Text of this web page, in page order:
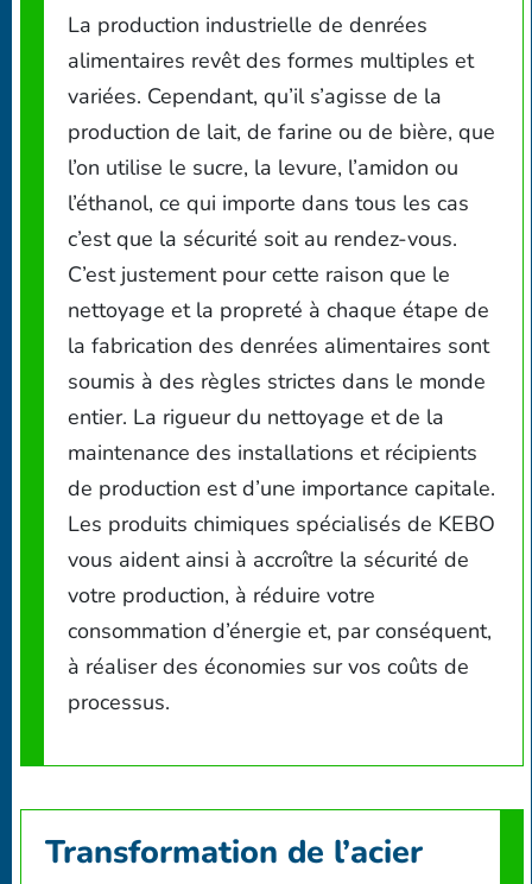
La production industrielle de denrées
alimentaires revêt des formes multiples et
variées. Cependant, qu’il s’agisse de la
production de lait, de farine ou de bière, que
l’on utilise le sucre, la levure, l’amidon ou
l’éthanol, ce qui importe dans tous les cas
c’est que la sécurité soit au rendez-vous.
C’est justement pour cette raison que le
nettoyage et la propreté à chaque étape de
la fabrication des denrées alimentaires sont
soumis à des règles strictes dans le monde
entier. La rigueur du nettoyage et de la
maintenance des installations et récipients
de production est d’une importance capitale.
Les produits chimiques spécialisés de KEBO
vous aident ainsi à accroître la sécurité de
votre production, à réduire votre
consommation d’énergie et, par conséquent,
à réaliser des économies sur vos coûts de
processus.
Transformation de l’acier